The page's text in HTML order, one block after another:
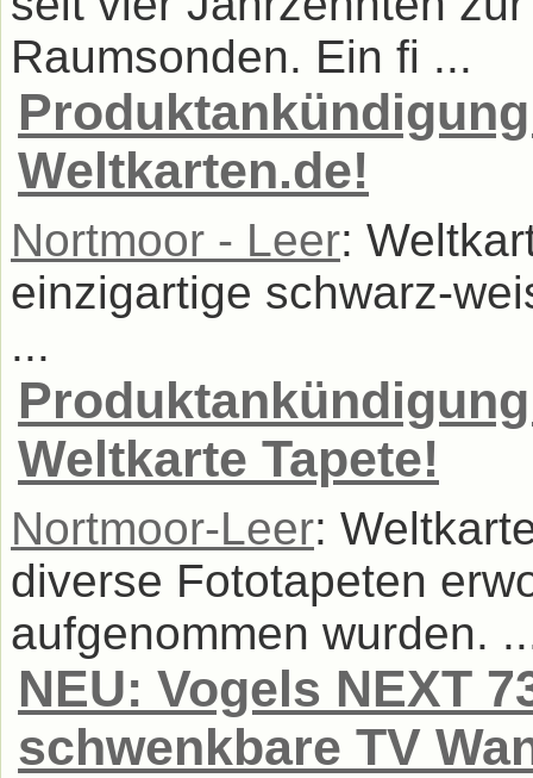
Raumsonden. Ein fi ...
Weltkarten.de!
Nortmoor - Leer:
einzigartige schwarz-
...
Weltkarte Tapete!
Nortmoor-Leer:
diverse Fototapeten
aufgenommen wurden.
NEU: Vogels NEXT
schwenkbare TV